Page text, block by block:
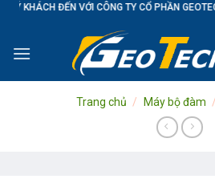
Skip
content
CÔNG TY CỔ PHẦN GEOTECH GLOBAL
Trang chủ / Máy bộ đàm /